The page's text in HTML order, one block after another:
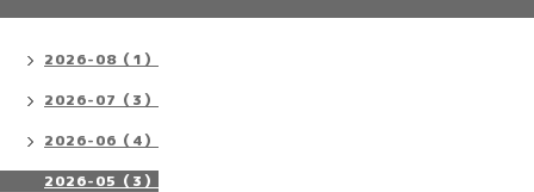
2026-08（1）
2026-07（3）
2026-06（4）
2026-05（3）